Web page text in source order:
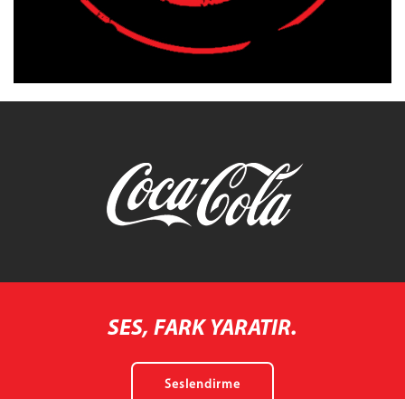
SES, FARK YARATIR.
Seslendirme